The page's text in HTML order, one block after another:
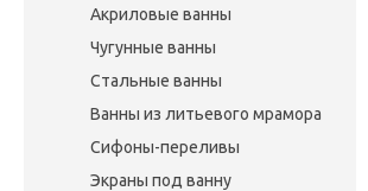
Акриловые ванны
Чугунные ванны
Стальные ванны
Ванны из литьевого мрамора
Сифоны-переливы
Экраны под ванну